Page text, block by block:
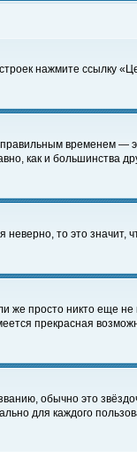
нажмите ссылку
временем —
как и большинства
то это
просто никто еще
прекрасная
обычно это
для каждого